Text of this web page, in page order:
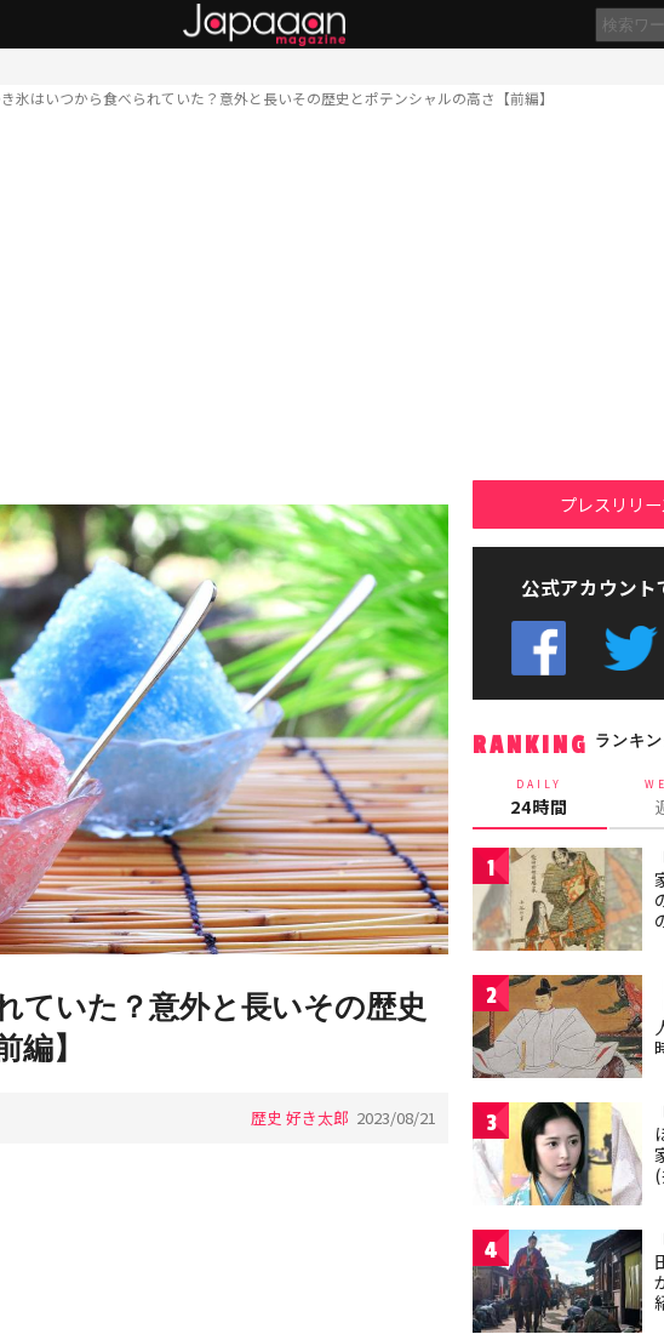
氷はいつから食べられていた？意外と長いその歴史とポテンシャルの高さ【前編】
ていた？意外と長いその歴史
】
歴史 好き太郎 2023/08/21
プレスリリ
公式アカウント
RANKING ランキ
DAILY
24時間
1
2
3
4